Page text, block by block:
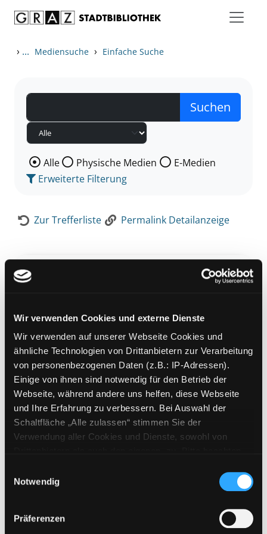
Wir verwenden Cookies und externe Dienste
Wir verwenden auf unserer Webseite Cookies und
ähnliche Technologien von Drittanbietern zur Verarbeitung
von personenbezogenen Daten (z.B.: IP-Adressen).
Einige von ihnen sind notwendig für den Betrieb der
Webseite, während andere uns helfen, diese Webseite
und Ihre Erfahrung zu verbessern. Bei Auswahl der
Schaltfläche „Alle zulassen“ stimmen Sie der
Verwendung aller Cookies und Dienste, sowohl von
Cookies von Drittanbietern, eine Verarbeitung in
unsicheren Drittländern (Länder außerhalb des EWR
ohne adäquates Datenschutzniveau) stattfinden kann. In
diesem Zusammenhang können aktuell Risiken für
Notwendig
Präferenzen
› ... Mediensuche › Einfache Suche
Wählen Sie die Medienart nach der Sie suchen wollen.
Alle Physische Medien
E-Medien
Erweiterte Filterung
Zur Trefferliste Permalink Detailanzeige
Millennium
Mediengruppe:Belletristik
Mehr Informationen ein-/ausblenden
Bände
Medium auf die Postliste setzen